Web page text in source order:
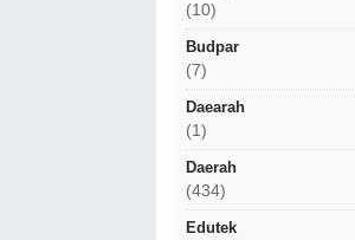
(10)
Budpar
(7)
Daearah
(1)
Daerah
(434)
Edutek